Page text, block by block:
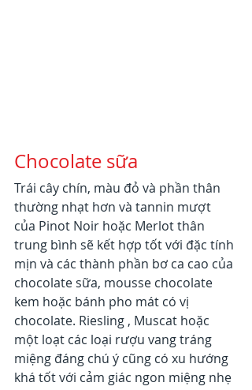
Chocolate sữa
Trái cây chín, màu đỏ và phần thân
thường nhạt hơn và tannin mượt
của Pinot Noir hoặc Merlot thân
trung bình sẽ kết hợp tốt với đặc tính
mịn và các thành phần bơ ca cao của
chocolate sữa, mousse chocolate
kem hoặc bánh pho mát có vị
chocolate. Riesling , Muscat hoặc
một loạt các loại rượu vang tráng
miệng đáng chú ý cũng có xu hướng
khá tốt với cảm giác ngon miệng nhẹ